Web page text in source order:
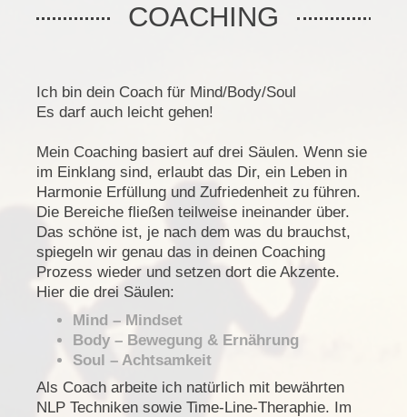
COACHING
Ich bin dein Coach für Mind/Body/Soul
Es darf auch leicht gehen!
Mein Coaching basiert auf drei Säulen. Wenn sie
im Einklang sind, erlaubt das Dir, ein Leben in
Harmonie Erfüllung und Zufriedenheit zu führen.
Die Bereiche fließen teilweise ineinander über.
Das schöne ist, je nach dem was du brauchst,
spiegeln wir genau das in deinen Coaching
Prozess wieder und setzen dort die Akzente.
Hier die drei Säulen:
Mind – Mindset
Body – Bewegung & Ernährung
Soul – Achtsamkeit
Als Coach arbeite ich natürlich mit bewährten
NLP Techniken sowie Time-Line-Theraphie. Im